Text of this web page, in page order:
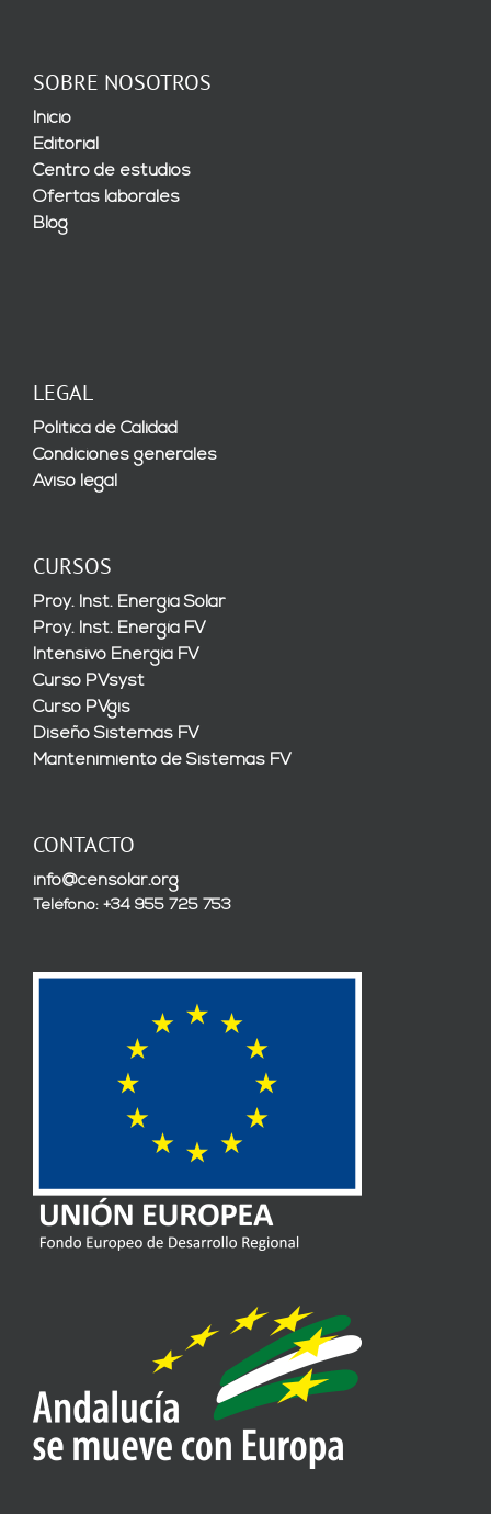
SOBRE NOSOTROS
Inicio
Editorial
Centro de estudios
Ofertas laborales
Blog
LEGAL
Política de Calidad
Condiciones generales
Aviso legal
CURSOS
Proy. Inst. Energía Solar
Proy. Inst. Energía FV
Intensivo Energía FV
Curso PVsyst
Curso PVgis
Diseño Sistemas FV
Mantenimiento de Sistemas FV
CONTACTO
info@censolar.org
Teléfono: +34 955 725 753